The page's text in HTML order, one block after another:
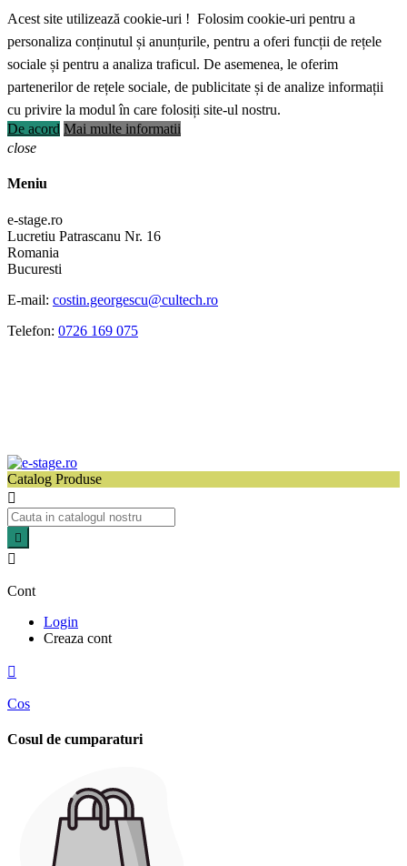
Acest site utilizează cookie-uri ! Folosim cookie-uri pentru a
personaliza conținutul și anunțurile, pentru a oferi funcții de rețele
sociale și pentru a analiza traficul. De asemenea, le oferim
partenerilor de rețele sociale, de publicitate și de analize informații
cu privire la modul în care folosiți site-ul nostru.
De acord Mai multe informatii
close
Meniu
e-stage.ro
Lucretiu Patrascanu Nr. 16
Romania
Bucuresti
E-mail: costin.georgescu@cultech.ro
Telefon: 0726 169 075
Catalog Produse



Cont
Login
Creaza cont

Cos
Cosul de cumparaturi